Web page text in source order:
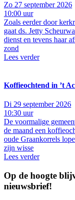
Zo 27 september 2026
10:00 uur
Zoals eerder door
gaat ds. Jetty
dienst en tevens haar
zond
Lees verder
Koffieochtend in ’t
Di 29 september 2026
10:30 uur
De voormalige
de maand een
oude Graankorrels
zijn wisse
Lees verder
Op de hoogte
nieuwsbrief!